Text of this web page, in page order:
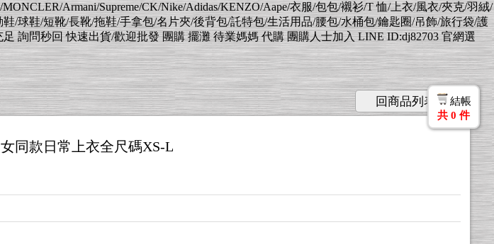
Armani/Supreme/CK/Nike/Adidas/KENZO/Aape/衣服/包包/襯衫/T 恤/上衣/風衣/夾克/羽絨/
/球鞋/短靴/長靴/拖鞋/手拿包/名片夾/後背包/託特包/生活用品/腰包/水桶包/鑰匙圈/吊飾/旅行袋/護
詢問秒回 快速出貨/歡迎批發 團購 擺灘 待業媽媽 代購 團購人士加入 LINE ID:dj82703 官網選
回商品列表
同款日常上衣全尺碼XS-L
結帳
共 0 件